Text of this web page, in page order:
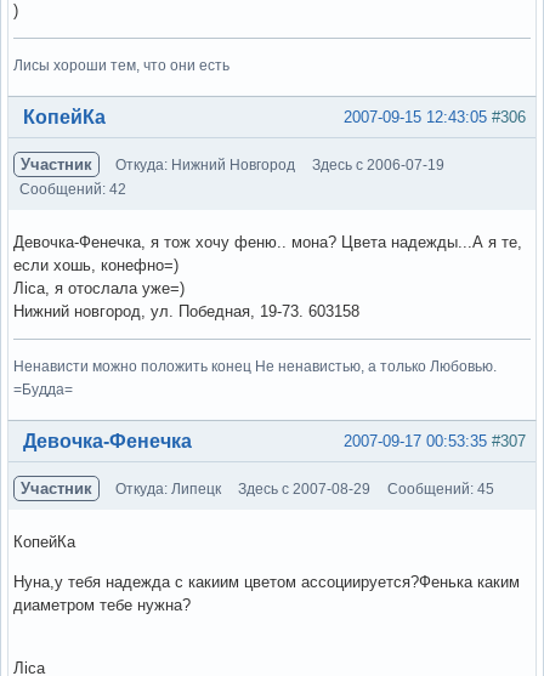
)
Лисы хороши тем, что они есть
Вне форума #306
2007-09-15 12:43:05
КопейКа
Участник Откуда: Нижний Новгород
Здесь с 2006-07-19
Сообщений: 42
Девочка-Фенечка, я тож хочу феню.. мона? Цвета надежды...А я те,
если хошь, конефно=)
Ліса, я отослала уже=)
Нижний новгород, ул. Победная, 19-73. 603158
Ненависти можно положить конец Не ненавистью, а только Любовью.
=Будда=
Вне форума #307
2007-09-17 00:53:35
Девочка-Фенечка
Участник Откуда: Липецк Здесь с 2007-08-29 Сообщений: 45
КопейКа
Нуна,у тебя надежда с какиим цветом ассоциируется?Фенька каким
диаметром тебе нужна?
Ліса